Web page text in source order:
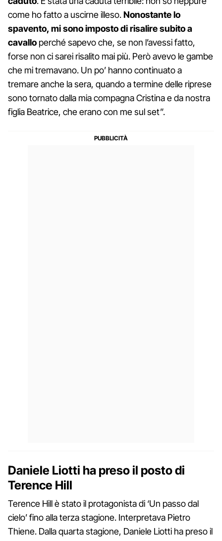
come ho fatto a uscirne illeso.Nonostante lo
spavento, mi sono imposto di risalire subito a
cavallo perché sapevo che, se non l’avessi fatto,
forse non ci sarei risalito mai più. Però avevo le gambe
che mi tremavano. Un po’ hanno continuato a
tremare anche la sera, quando a termine delle riprese
sono tornato dalla mia compagna Cristina e da nostra
figlia Beatrice, che erano con me sul set”.
Daniele Liotti ha preso il posto di
Terence Hill
Terence Hill è stato il protagonista di ‘Un passo dal
cielo’ fino alla terza stagione. Interpretava Pietro
Thiene. Dalla quarta stagione, Daniele Liotti ha preso il